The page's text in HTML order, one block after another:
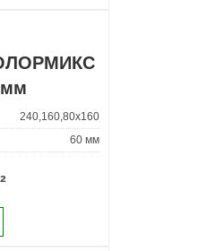
240,160,80x160
60 мм